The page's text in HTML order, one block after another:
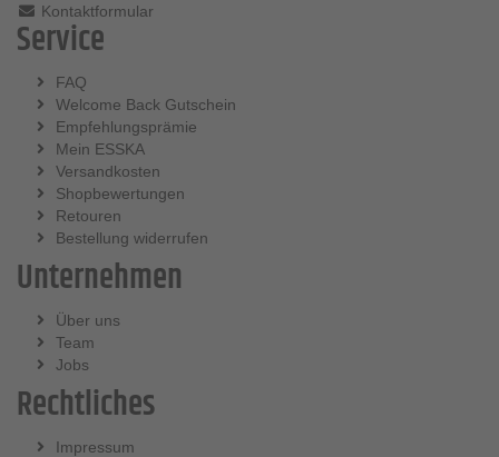
Kontaktformular
Service
FAQ
Welcome Back Gutschein
Empfehlungsprämie
Mein ESSKA
Versandkosten
Shopbewertungen
Retouren
Bestellung widerrufen
Unternehmen
Über uns
Team
Jobs
Rechtliches
Impressum